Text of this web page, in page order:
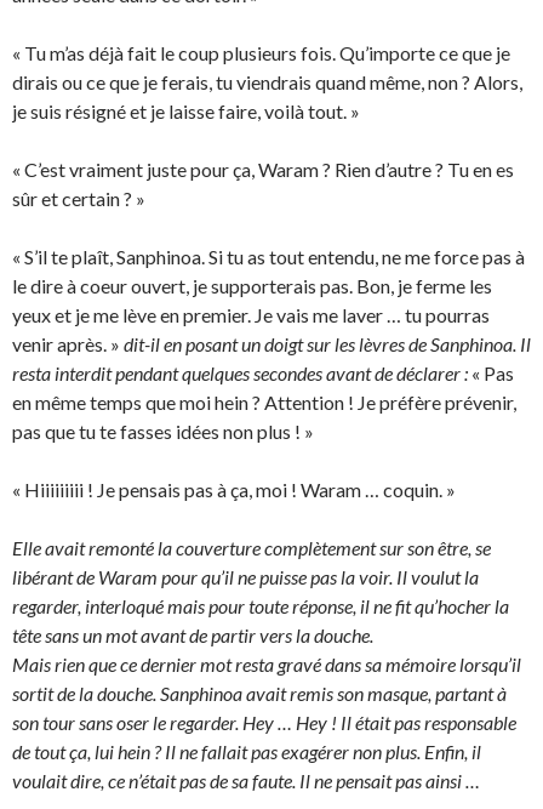
« Tu m’as déjà fait le coup plusieurs fois. Qu’importe ce que je
dirais ou ce que je ferais, tu viendrais quand même, non ? Alors,
je suis résigné et je laisse faire, voilà tout. »
« C’est vraiment juste pour ça, Waram ? Rien d’autre ? Tu en es
sûr et certain ? »
« S’il te plaît, Sanphinoa. Si tu as tout entendu, ne me force pas à
le dire à coeur ouvert, je supporterais pas. Bon, je ferme les
yeux et je me lève en premier. Je vais me laver … tu pourras
venir après. » dit-il en posant un doigt sur les lèvres de Sanphinoa. Il
resta interdit pendant quelques secondes avant de déclarer : « Pas
en même temps que moi hein ? Attention ! Je préfère prévenir,
pas que tu te fasses idées non plus ! »
« Hiiiiiiiii ! Je pensais pas à ça, moi ! Waram … coquin. »
Elle avait remonté la couverture complètement sur son être, se
libérant de Waram pour qu’il ne puisse pas la voir. Il voulut la
regarder, interloqué mais pour toute réponse, il ne fit qu’hocher la
tête sans un mot avant de partir vers la douche.
Mais rien que ce dernier mot resta gravé dans sa mémoire lorsqu’il
sortit de la douche. Sanphinoa avait remis son masque, partant à
son tour sans oser le regarder. Hey … Hey ! Il était pas responsable
de tout ça, lui hein ? Il ne fallait pas exagérer non plus. Enfin, il
voulait dire, ce n’était pas de sa faute. Il ne pensait pas ainsi …